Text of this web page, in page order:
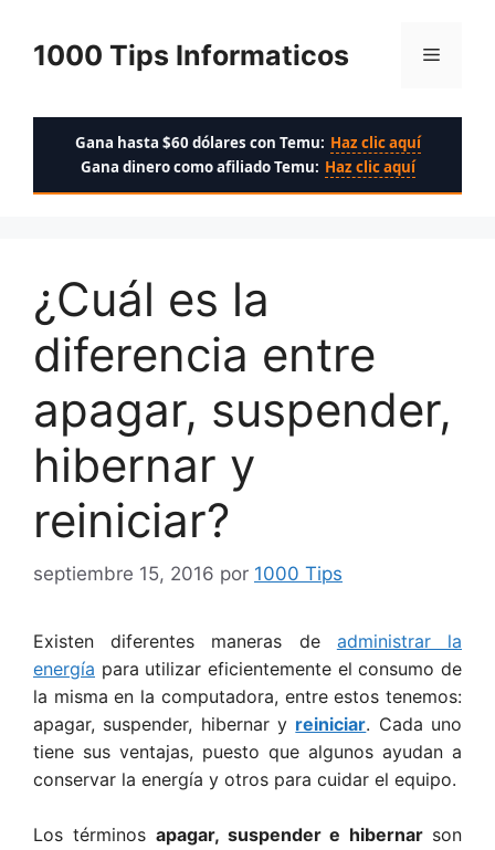
contenido
1000 Tips Informaticos Menú
Gana hasta $60 dólares con Temu: Haz clic aquí
Gana dinero como afiliado Temu: Haz clic aquí
¿Cuál es la
diferencia entre
apagar, suspender,
hibernar y
reiniciar?
septiembre 15, 2016 por 1000 Tips
Existen diferentes maneras de administrar la
energía para utilizar eficientemente el consumo de
la misma en la computadora, entre estos tenemos:
apagar, suspender, hibernar y reiniciar. Cada uno
tiene sus ventajas, puesto que algunos ayudan a
conservar la energía y otros para cuidar el equipo.
Los términos apagar, suspender e hibernar son